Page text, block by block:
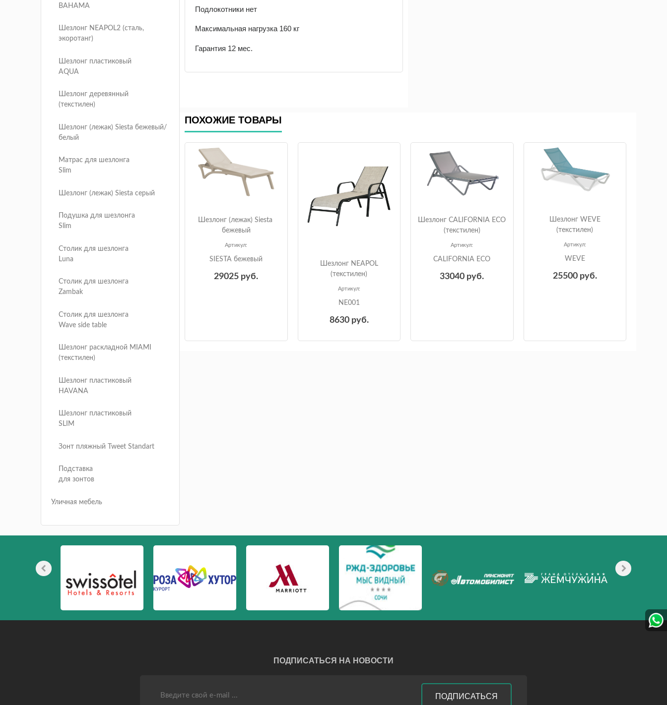
Подлокотники нет
Максимальная нагрузка 160 кг
Гарантия 12 мес.
ПОХОЖИЕ ТОВАРЫ
Шезлонг (лежак) Siesta
бежевый
Артикул:
SIESTA бежевый
29025 руб.
Шезлонг NEAPOL
(текстилен)
Артикул:
NE001
8630руб.
Шезлонг CALIFORNIA ECO
(текстилен)
Артикул:
CALIFORNIA ECO
33040 руб.
Шезлонг WEVE
(текстилен)
Артикул:
WEVE
25500руб.
BAHAMA
Шезлонг NEAPOL2 (сталь,
экоротанг)
Шезлонг пластиковый
AQUA
Шезлонг деревянный
(текстилен)
Шезлонг (лежак) Siesta бежевый/
белый
Матрас для шезлонга
Slim
Шезлонг (лежак) Siesta серый
Подушка для шезлонга
Slim
Столик для шезлонга
Luna
Столик для шезлонга
Zambak
Столик для шезлонга
Wave side table
Шезлонг раскладной MIAMI
(текстилен)
Шезлонг пластиковый
HAVANA
Шезлонг пластиковый
SLIM
Зонт пляжный Tweet Standart
Подставка
для зонтов
Уличная мебель
ПОДПИСАТЬСЯ НА НОВОСТИ
ПОДПИСАТЬСЯ